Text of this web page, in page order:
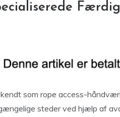
som rope access-
steder ved hjælp af